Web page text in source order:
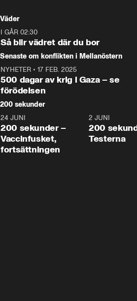
tonårsutvisningarna och hur
Moderaterna ska locka
väljare till valet i höst.
Väder
I GÅR 02:30
Så blir vädret där du bor
Senaste om konflikten i Mellanöstern
NYHETER • 17 FEB. 2025
500 dagar av krig i Gaza – se
förödelsen
200 sekunder
5:00
24 JUNI
200 sekunder –
Vaccinfusket,
fortsättningen
2 JUNI
200
Testerna